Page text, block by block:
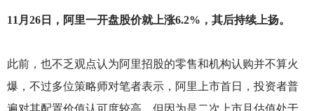
11 月26日，阿里一开盘股价就上涨6.2%，其后持续上扬。
此前，也不乏观点认为阿里招股的零售和机构认购并不算火
爆，不过多位策略师对笔者表示，阿里上市首日，投资者普
遍对其配置价值认可度较高，但因为是二次上市且估值处于